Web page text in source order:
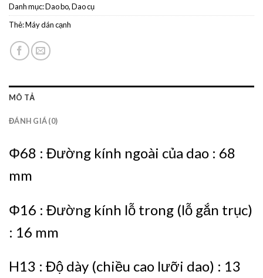
Danh mục:Dao bo,Dao cụ
Thẻ:Máy dán cạnh
MÔ TẢ
ĐÁNH GIÁ (0)
Φ68 : Đường kính ngoài của dao : 68
mm
Φ16 : Đường kính lỗ trong (lỗ gắn trục)
: 16 mm
H13 : Độ dày (chiều cao lưỡi dao) : 13